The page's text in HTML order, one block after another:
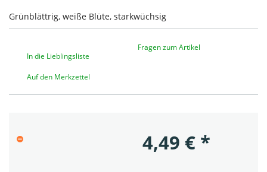
Grünblättrig, weiße Blüte, starkwüchsig
In die Lieblingsliste
Auf den Merkzettel
Fragen zum Artikel
4,49 € *